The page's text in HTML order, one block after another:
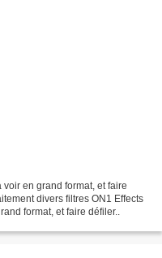
en grand format, et faire
divers filtres ON1 Effects
format, et faire défiler..